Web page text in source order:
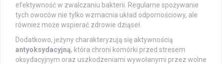
efektywność w zwalczaniu bakterii. Regularne spożywanie
tych owoców nie tylko wzmacnia układ odpornościowy, ale
również może wspierać zdrowie dziąseł.
Dodatkowo, jeżyny charakteryzują się aktywnością
antyoksydacyjną, która chroni komórki przed stresem
oksydacyjnym oraz uszkodzeniami wywołanymi przez wolne